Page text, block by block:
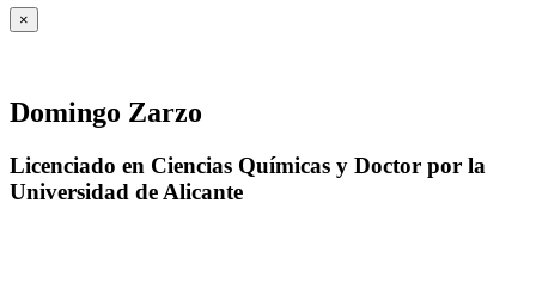
×
Domingo Zarzo
Licenciado en Ciencias Químicas y Doctor por la
Universidad de Alicante